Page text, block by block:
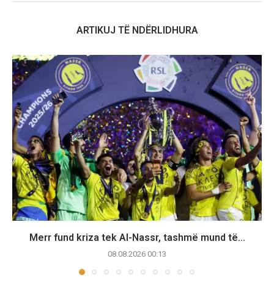
ARTIKUJ TË NDËRLIDHURA
Merr fund kriza tek Al-Nassr, tashmë mund të...
08.08.2026 00:13